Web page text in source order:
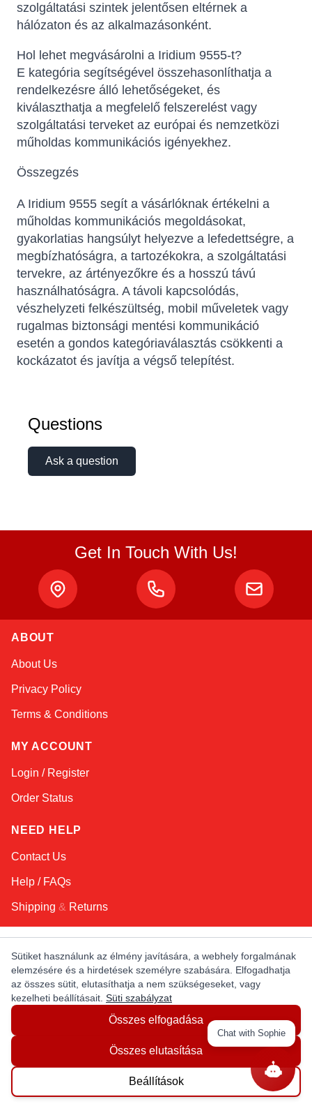
szolgáltatási szintek jelentősen eltérnek a
hálózaton és az alkalmazásonként.
Hol lehet megvásárolni a Iridium 9555-t?
E kategória segítségével összehasonlíthatja a
rendelkezésre álló lehetőségeket, és
kiválaszthatja a megfelelő felszerelést vagy
szolgáltatási terveket az európai és nemzetközi
műholdas kommunikációs igényekhez.
Összegzés
A Iridium 9555 segít a vásárlóknak értékelni a
műholdas kommunikációs megoldásokat,
gyakorlatias hangsúlyt helyezve a lefedettségre, a
megbízhatóságra, a tartozékokra, a szolgáltatási
tervekre, az ártényezőkre és a hosszú távú
használhatóságra. A távoli kapcsolódás,
vészhelyzeti felkészültség, mobil műveletek vagy
rugalmas biztonsági mentési kommunikáció
esetén a gondos kategóriaválasztás csökkenti a
kockázatot és javítja a végső telepítést.
Questions
Ask a question
Get In Touch With Us!
ABOUT
About Us
Privacy Policy
Terms & Conditions
MY ACCOUNT
Login / Register
Order Status
NEED HELP
Contact Us
Help / FAQs
Shipping & Returns
KEEP IN TOUCH!
Email Address
CANADA
LATIN AMERICA USA
© Copyright EuropaSatellite.com. All Rights Reserved.
Sütiket használunk az élmény javítására, a webhely forgalmának
elemzésére és a hirdetések személyre szabására. Elfogadhatja
az összes sütit, elutasíthatja a nem szükségeseket, vagy
kezelheti beállításait. Süti szabályzat
Összes elfogadása
Összes elutasítása
Beállítások
Chat with Sophie